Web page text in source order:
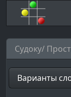
Судоку/
Варианты